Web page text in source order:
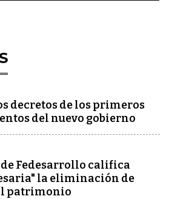
decretos de los primeros
del nuevo gobierno
Fedesarrollo califica
la eliminación de
patrimonio